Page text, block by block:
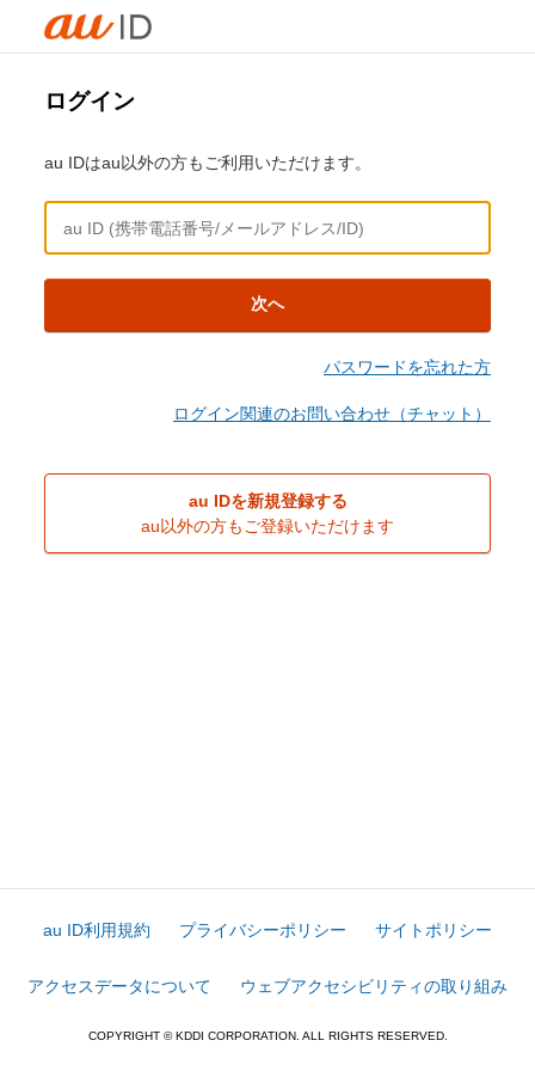
ログイン
au IDはau以外の方もご利用いただけます。
次へ
パスワードを忘れた方
ログイン関連のお問い合わせ（チャット）
au IDを新規登録する
au以外の方もご登録いただけます
au ID利用規約 プライバシーポリシー サイトポリシー
アクセスデータについて ウェブアクセシビリティの取り組み
COPYRIGHT © KDDI CORPORATION. ALL RIGHTS RESERVED.